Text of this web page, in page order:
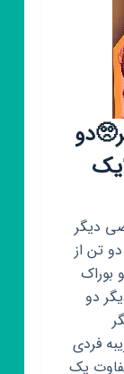
دیگر
تن از
بوراک
دو
فردی
یک